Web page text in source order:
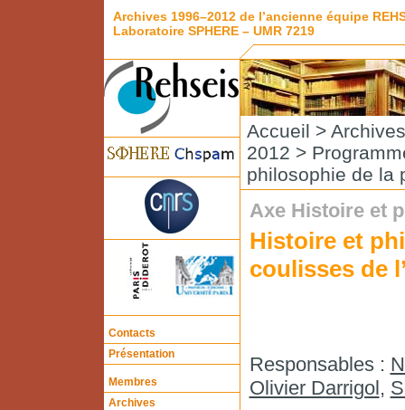
Archives 1996–2012 de l’ancienne équipe
Laboratoire SPHERE – UMR 7219
Contacts
Présentation
Membres
Archives
Accueil > Archives
2012 >
philosophie de la
Axe Histoire et
Histoire et
coulisses de
Responsables :
Olivier Darrigol,